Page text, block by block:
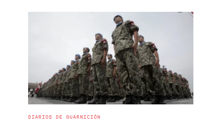
DIARIOS DE GUARNICIÓN